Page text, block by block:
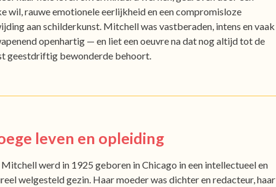
wil, rauwe emotionele eerlijkheid en een compromisloze
aan schilderkunst. Mitchell was vastberaden, intens en vaak
openhartig — en liet een oeuvre na dat nog altijd tot de
geestdriftig bewonderde behoort.
leven en opleiding
Mitchell werd in 1925 geboren in Chicago in een intellectueel en
welgesteld gezin. Haar moeder was dichter en redacteur, haar